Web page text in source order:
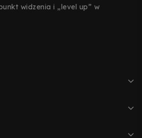
widzenia i „level up” w